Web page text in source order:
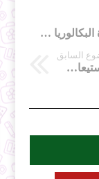
سير اختبارات التربية البدنية لشهادة البكالوريا دورة 2016 أحرار -غرداية
السابق
مترشحو مسابقة الأساتذة 2016 عليهم استيعاب هذه المواضيع